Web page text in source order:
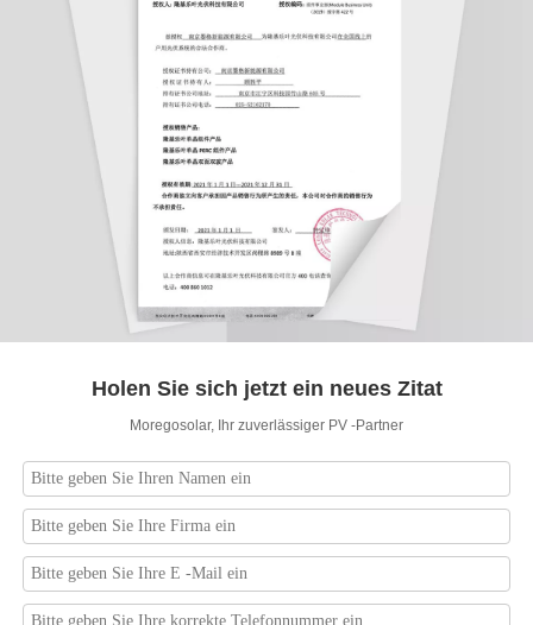
Holen Sie sich jetzt ein neues Zitat
Moregosolar, Ihr zuverlässiger PV -Partner